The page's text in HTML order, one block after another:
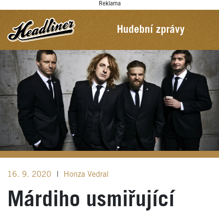
Reklama
Hudební zprávy
16. 9. 2020 Honza Vedral
Márdiho usmiřující